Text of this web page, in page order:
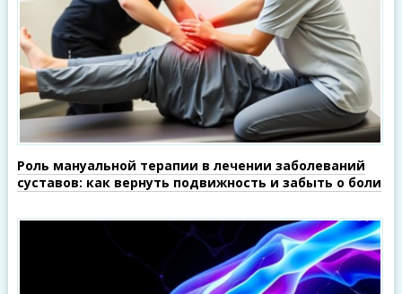
Роль мануальной терапии в лечении заболеваний
суставов: как вернуть подвижность и забыть о боли